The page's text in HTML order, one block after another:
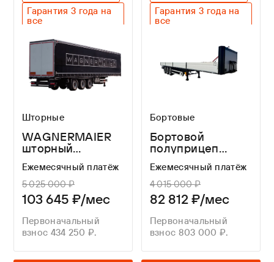
Гарантия 3 года на
все
Оригинальный SAF
Легкий вес
Шторные
WAGNERMAIER
шторный
CRS4 16,3 метра
Ежемесячный платёж
5 025 000 ₽
103 645 ₽/мес
Первоначальный
взнос 434 250 ₽.
Гарантия 3 года на
все
Бортовые
Бортовой
полуприцеп
CRS3
Ежемесячный платёж
4 015 000 ₽
82 812 ₽/мес
Первоначальный
взнос 803 000 ₽.